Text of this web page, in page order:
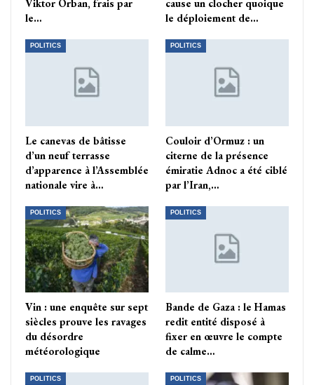
Viktor Orban, frais par
le…
cause un clocher quoique
le déploiement de…
POLITICS
Le canevas de bâtisse
d’un neuf terrasse
d’apparence à l’Assemblée
nationale vire à…
POLITICS
Couloir d’Ormuz : un
citerne de la présence
émiratie Adnoc a été ciblé
par l’Iran,…
POLITICS
Vin : une enquête sur sept
siècles prouve les ravages
du désordre
météorologique
POLITICS
Bande de Gaza : le Hamas
redit entité disposé à
fixer en œuvre le compte
de calme…
POLITICS POLITICS